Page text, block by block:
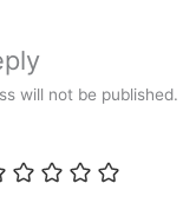
will not be published.